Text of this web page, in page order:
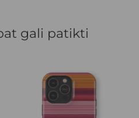
gali patikti